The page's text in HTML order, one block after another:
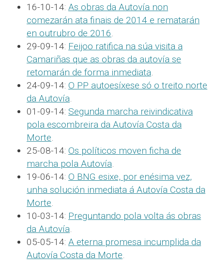
16-10-14: As obras da Autovía non
comezarán ata finais de 2014 e rematarán
en outrubro de 2016.
29-09-14: Feijoo ratifica na súa visita a
Camariñas que as obras da autovía se
retomarán de forma inmediata.
24-09-14: O PP autoesíxese só o treito norte
da Autovía.
01-09-14: Segunda marcha reivindicativa
pola escombreira da Autovía Costa da
Morte.
25-08-14: Os políticos moven ficha de
marcha pola Autovía.
19-06-14: O BNG esixe, por enésima vez,
unha solución inmediata á Autovía Costa da
Morte.
10-03-14: Preguntando pola volta ás obras
da Autovía.
05-05-14: A eterna promesa incumplida da
Autovía Costa da Morte.